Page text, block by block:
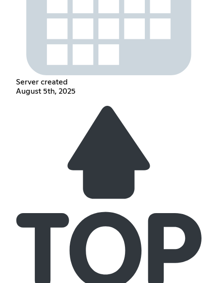
Server created
August 5th, 2025